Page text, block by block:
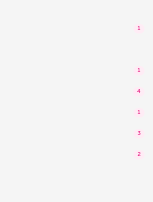
1
1
4
1
3
2